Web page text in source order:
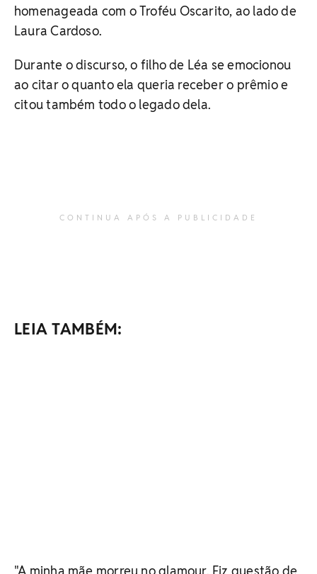
homenageada com o Troféu Oscarito, ao lado de
Laura Cardoso.
Durante o discurso, o filho de Léa se emocionou
ao citar o quanto ela queria receber o prêmio e
citou também todo o legado dela.
CONTINUA APÓS A PUBLICIDADE
LEIA TAMBÉM:
"A minha mãe morreu no glamour. Fiz questão de